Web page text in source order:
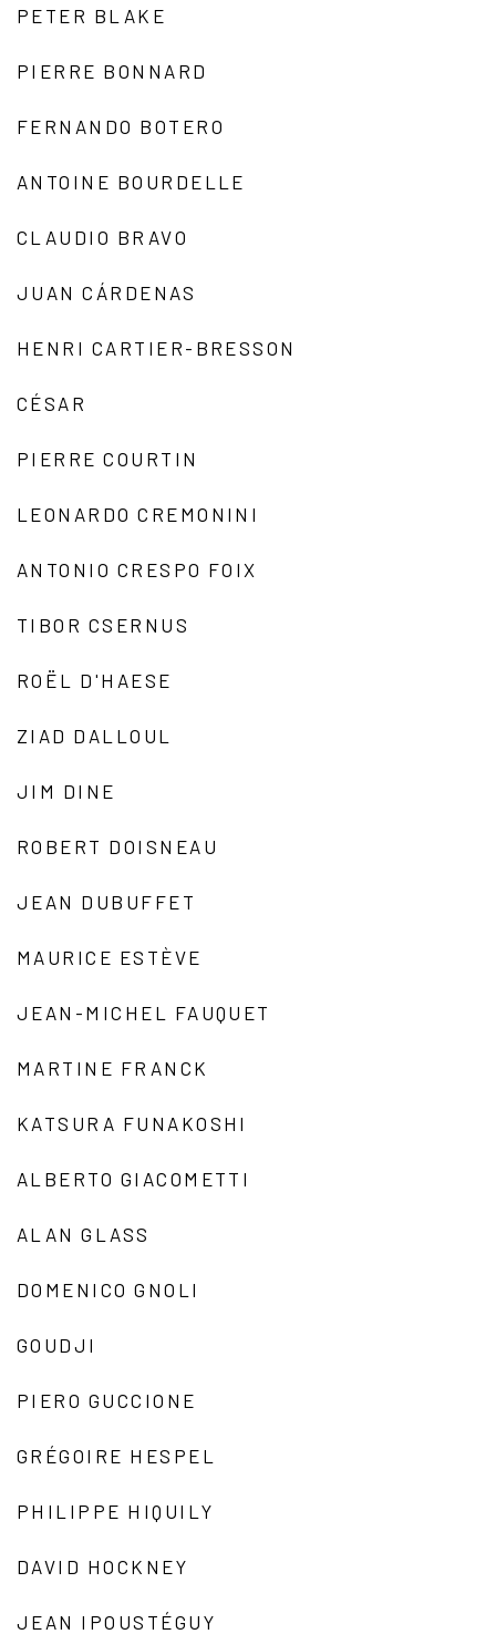
PETER BLAKE
PIERRE BONNARD
FERNANDO BOTERO
ANTOINE BOURDELLE
CLAUDIO BRAVO
JUAN CÁRDENAS
HENRI CARTIER-BRESSON
CÉSAR
PIERRE COURTIN
LEONARDO CREMONINI
ANTONIO CRESPO FOIX
TIBOR CSERNUS
ROËL D'HAESE
ZIAD DALLOUL
JIM DINE
ROBERT DOISNEAU
JEAN DUBUFFET
MAURICE ESTÈVE
JEAN-MICHEL FAUQUET
MARTINE FRANCK
KATSURA FUNAKOSHI
ALBERTO GIACOMETTI
ALAN GLASS
DOMENICO GNOLI
GOUDJI
PIERO GUCCIONE
GRÉGOIRE HESPEL
PHILIPPE HIQUILY
DAVID HOCKNEY
JEAN IPOUSTÉGUY